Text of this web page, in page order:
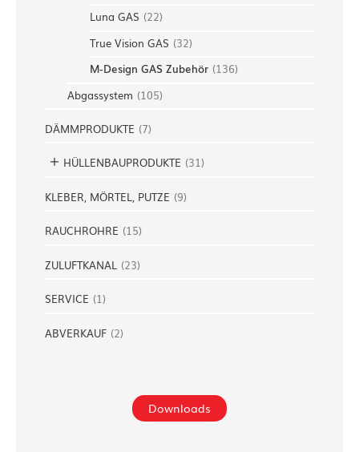
Luna GAS (22)
True Vision GAS (32)
M-Design GAS Zubehör (136)
Abgassystem (105)
DÄMMPRODUKTE (7)
HÜLLENBAUPRODUKTE (31)
KLEBER, MÖRTEL, PUTZE (9)
RAUCHROHRE (15)
ZULUFTKANAL (23)
SERVICE (1)
ABVERKAUF (2)
Downloads